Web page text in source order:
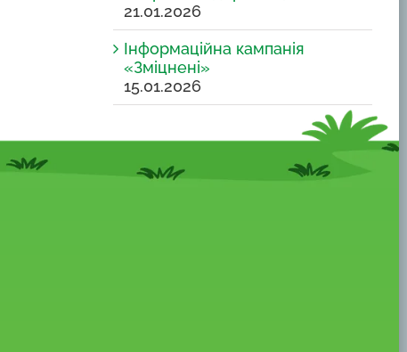
21.01.2026
Інформаційна кампанія
«Зміцнені»
15.01.2026